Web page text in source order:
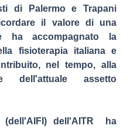
di Palermo e Trapani
il valore di una
ha accompagnato la
fisioterapia italiana e
nel tempo, alla
dell'attuale assetto
(dell'AIFI) dell'AITR  ha